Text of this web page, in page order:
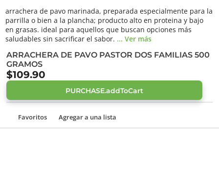
arrachera de pavo marinada, preparada especialmente para la
parrilla o bien a la plancha; producto alto en proteina y bajo
en grasas. ideal para aquellos que buscan opciones más
saludables sin sacrificar el sabor. ... Ver más
ARRACHERA DE PAVO PASTOR DOS FAMILIAS 500
GRAMOS
$109.90
PURCHASE.addToCart
Favoritos Agregar a una lista